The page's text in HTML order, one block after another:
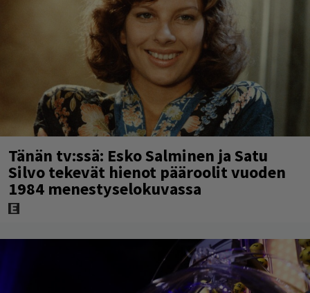
Tänän tv:ssä: Esko Salminen ja Satu
Silvo tekevät hienot pääroolit vuoden
1984 menestyselokuvassa